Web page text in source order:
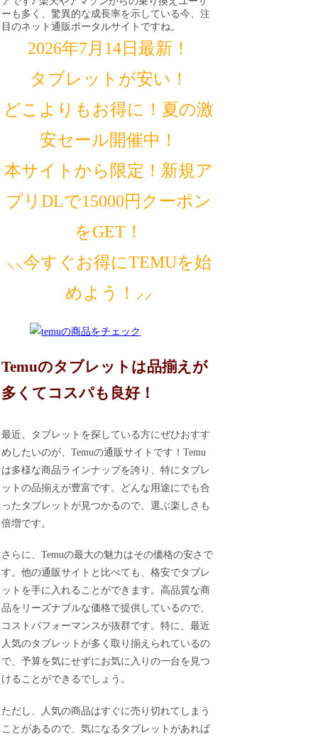
ーも多く、驚異的な成長率を示している今、注
目のネット通販ポータルサイトですね。
2026年7月14日最新！
タブレットが安い！
どこよりもお得に！夏の激
安セール開催中！
本サイトから限定！新規ア
プリDLで15000円クーポン
をGET！
⸜⸜今すぐお得にTEMUを始
めよう！⸝⸝
Temuのタブレットは品揃えが
多くてコスパも良好！
最近、タブレットを探している方にぜひおすす
めしたいのが、Temuの通販サイトです！Temu
は多様な商品ラインナップを誇り、特にタブレ
ットの品揃えが豊富です。どんな用途にでも合
ったタブレットが見つかるので、選ぶ楽しさも
倍増です。
さらに、Temuの最大の魅力はその価格の安さで
す。他の通販サイトと比べても、格安でタブレ
ットを手に入れることができます。高品質な商
品をリーズナブルな価格で提供しているので、
コストパフォーマンスが抜群です。特に、最近
人気のタブレットが多く取り揃えられているの
で、予算を気にせずにお気に入りの一台を見つ
けることができるでしょう。
ただし、人気の商品はすぐに売り切れてしまう
ことがあるので、気になるタブレットがあれば